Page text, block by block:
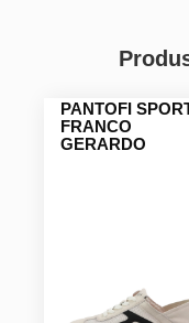
PANTOFI
FRANCO
GERARDO